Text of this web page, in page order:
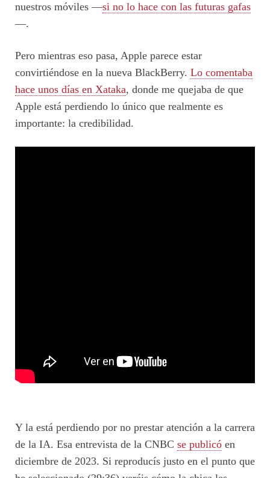
nuestros móviles —si no lo hace con las futuras gafas
—.
Pero mientras eso pasa, Apple parece estar
convirtiéndose en la nueva BlackBerry. Lo comentaba
hace unos días en Xataka, donde me quejaba de que
Apple está perdiendo lo único que realmente es
importante: la credibilidad.
Y la está perdiendo por no prestar atención a la carrera
de la IA. Esa entrevista de la CNBC se publicó en
diciembre de 2023. Si reproducís justo en el punto que